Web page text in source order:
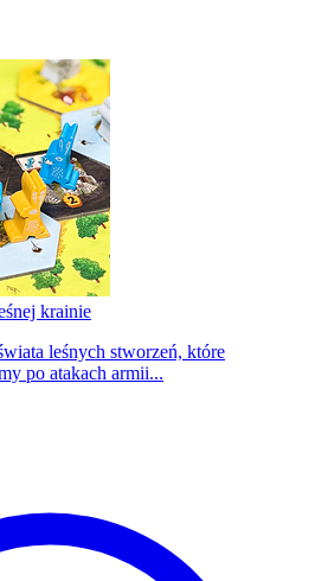
krainie
leśnych stworzeń, które
po atakach armii...